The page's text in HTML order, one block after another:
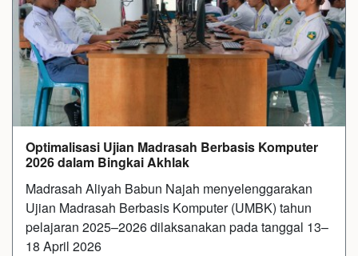
Optimalisasi Ujian Madrasah Berbasis Komputer
2026 dalam Bingkai Akhlak
Madrasah Aliyah Babun Najah menyelenggarakan
Ujian Madrasah Berbasis Komputer (UMBK) tahun
pelajaran 2025–2026 dilaksanakan pada tanggal 13–
18 April 2026